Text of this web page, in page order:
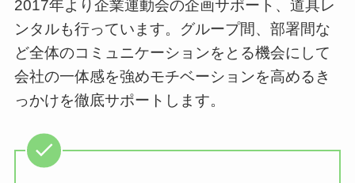
2017年より企業運動会の企画サポート、道具レ
ンタルも行っています。グループ間、部署間な
ど全体のコミュニケーションをとる機会にして
会社の一体感を強めモチベーションを高めるき
っかけを徹底サポートします。